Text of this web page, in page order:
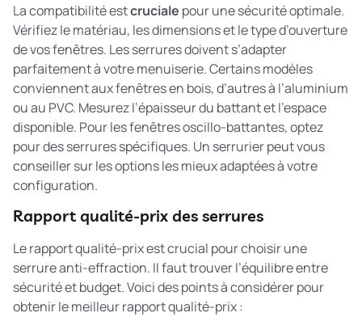
La compatibilité estcruciale pour une sécurité optimale.
Vérifiez le matériau, les dimensions et le type d’ouverture
de vos fenêtres. Les serrures doivent s’adapter
parfaitement à votre menuiserie. Certains modèles
conviennent aux fenêtres en bois, d’autres à l’aluminium
ou au PVC. Mesurez l’épaisseur du battant et l’espace
disponible. Pour les fenêtres oscillo-battantes, optez
pour des serrures spécifiques. Un serrurier peut vous
conseiller sur les options les mieux adaptées à votre
configuration.
Rapport qualité-prix des serrures
Le rapport qualité-prix est crucial pour choisir une
serrure anti-effraction. Il faut trouver l’équilibre entre
sécurité et budget. Voici des points à considérer pour
obtenir le meilleur rapport qualité-prix :